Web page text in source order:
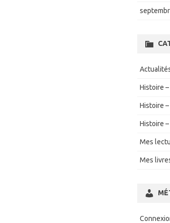
Histoire
Histoire –
Histoire
Mes
Mes